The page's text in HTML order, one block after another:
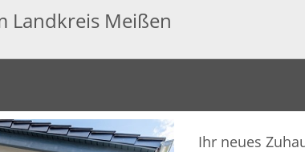
Landkreis Meißen
Ihr neues